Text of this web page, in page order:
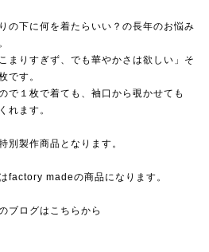
の下に何を着たらいい？の長年のお悩み
まりすぎず、でも華やかさは欲しい」そ
です。
で１枚で着ても、袖口から覗かせても
れます。
製作商品となります。
factory madeの商品になります。
ブログは こちらから